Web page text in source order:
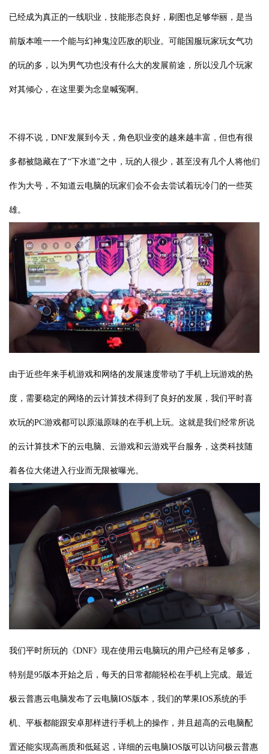
已经成为真正的一线职业，技能形态良好，刷图也足够华丽，是当
前版本唯一一个能与幻神鬼泣匹敌的职业。可能国服玩家玩女气功
的玩的多，以为男气功也没有什么大的发展前途，所以没几个玩家
对其倾心，在这里要为念皇喊冤啊。
不得不说，DNF发展到今天，角色职业变的越来越丰富，但也有很
多都被隐藏在了“下水道”之中，玩的人很少，甚至没有几个人将他们
作为大号，不知道云电脑的玩家们会不会去尝试着玩冷门的一些英
雄。
由于近些年来手机游戏和网络的发展速度带动了手机上玩游戏的热
度，需要稳定的网络的云计算技术得到了良好的发展，我们平时喜
欢玩的PC游戏都可以原滋原味的在手机上玩。这就是我们经常所说
的云计算技术下的云电脑、云游戏和云游戏平台服务，这类科技随
着各位大佬进入行业而无限被曝光。
我们平时所玩的《DNF》现在使用云电脑玩的用户已经有足够多，
特别是95版本开始之后，每天的日常都能轻松在手机上完成。最近
极云普惠云电脑发布了云电脑IOS版本，我们的苹果IOS系统的手
机、平板都能跟安卓那样进行手机上的操作，并且超高的云电脑配
置还能实现高画质和低延迟，详细的云电脑IOS版可以访问极云普惠